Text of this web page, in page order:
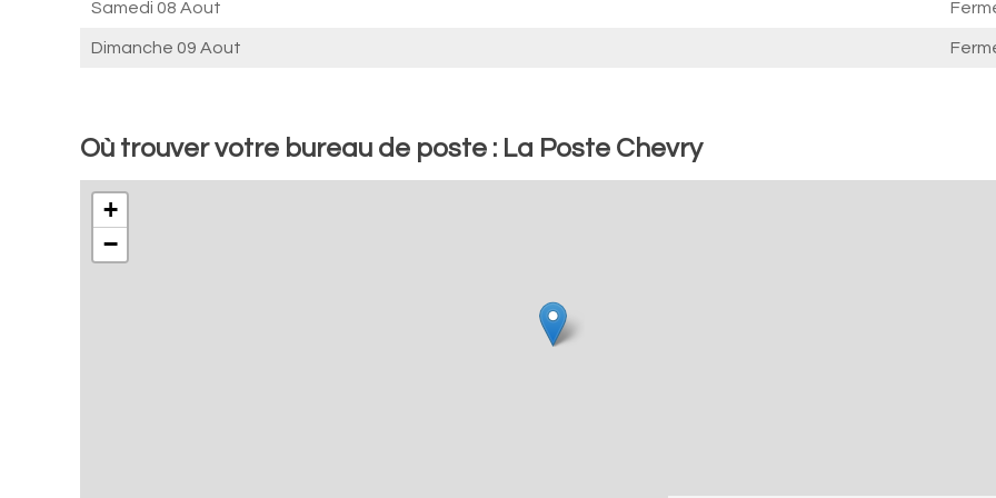
Samedi 08 Aout
Dimanche 09 Aout
Où trouver votre bureau de poste : La Poste Chevry
+
−